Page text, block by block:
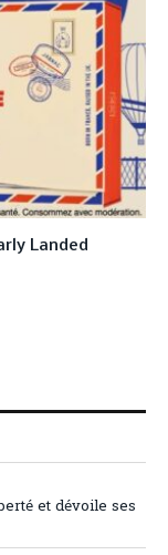
Landed
et dévoile ses